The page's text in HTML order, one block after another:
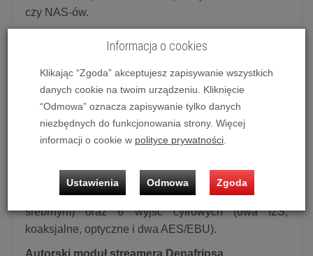
czy NAS-ów.
Denafrips, w tym unikatowym module streamera na
czterordzeniowym procesorze ARM Cortex i
własnym systemie operacyjnym, układzie FPGA do
przetwarzania cyfrowego sygnału, zegarze na
precyzyjnych oscylatorach OCXO i nowym systemie
zasilania liniowego ze specjalnie zaprojektowanym
Denafrips Arcas ma ponadto obudowę z
anodowanego aluminium (w kolorze czarnym lub
srebrnym) oraz 6 wyjść cyfrowych (dwa I2S,
koaksjalne, optyczne i dwa AES/EBU).
Autorski moduł streamera Denafripsa
Informacja o cookies
Klikając “Zgoda” akceptujesz zapisywanie wszystkich
danych cookie na twoim urządzeniu. Kliknięcie
“Odmowa” oznacza zapisywanie tylko danych
niezbędnych do funkcjonowania strony. Więcej
informacji o cookie w polityce prywatności
Ustawienia Odmowa Zgoda